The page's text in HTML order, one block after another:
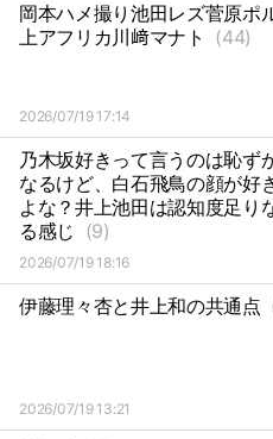
岡本ハメ撮り池田レズ菅原ポ
上アフリカ川﨑マナト
(44)
2026/07/19 17:14
乃木坂好きって言うのは恥ず
なるけど、白石飛鳥の顔が好
よな？井上池田は認知度足り
る感じ (9)
2026/07/19 18:16
伊藤理々杏と井上和の共通点
2026/07/19 13:21